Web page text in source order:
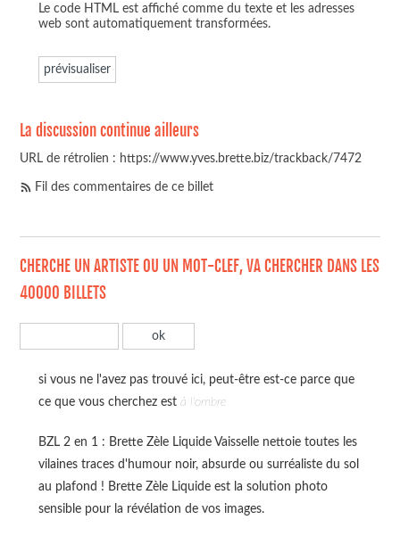
Le code HTML est affiché comme du texte et les adresses
web sont automatiquement transformées.
La discussion continue ailleurs
URL de rétrolien : https://www.yves.brette.biz/trackback/7472
Fil des commentaires de ce billet
CHERCHE UN ARTISTE OU UN MOT-CLEF, VA CHERCHER DANS LES
40000 BILLETS
si vous ne l'avez pas trouvé ici, peut-être est-ce parce que
ce que vous cherchez est à l'ombre
BZL 2 en 1 : Brette Zèle Liquide Vaisselle nettoie toutes les
vilaines traces d'humour noir, absurde ou surréaliste du sol
au plafond ! Brette Zèle Liquide est la solution photo
sensible pour la révélation de vos images.